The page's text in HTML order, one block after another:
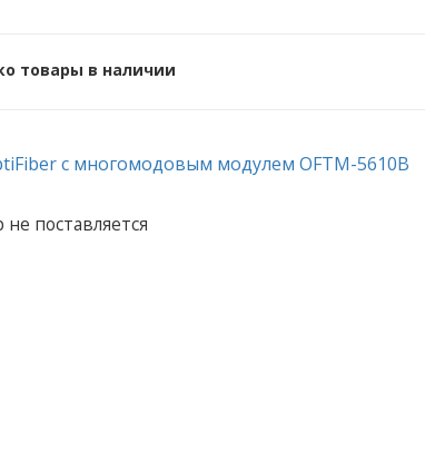
товары в наличии
с многомодовым модулем OFTM-5610B
не поставляется